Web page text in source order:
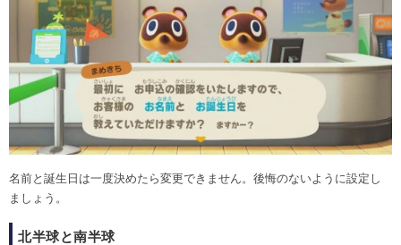
名前と誕生日は一度決めたら変更できません。後悔のないように設定し
ましょう。
北半球と南半球